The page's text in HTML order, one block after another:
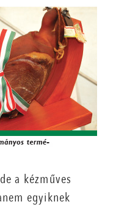
a kézműves
egyiknek